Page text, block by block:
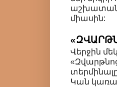
միասին:
Վերջին
Կան